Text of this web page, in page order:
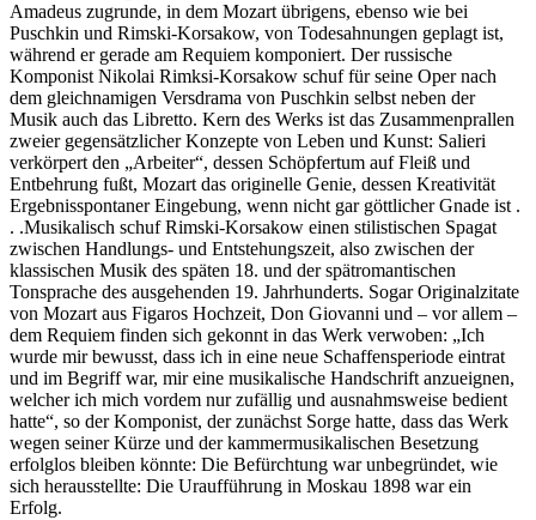
Amadeus zugrunde, in dem Mozart übrigens, ebenso wie bei
Puschkin und Rimski-Korsakow, von Todesahnungen geplagt ist,
während er gerade am Requiem komponiert. Der russische
Komponist Nikolai Rimksi-Korsakow schuf für seine Oper nach
dem gleichnamigen Versdrama von Puschkin selbst neben der
Musik auch das Libretto. Kern des Werks ist das Zusammenprallen
zweier gegensätzlicher Konzepte von Leben und Kunst: Salieri
verkörpert den „Arbeiter“, dessen Schöpfertum auf Fleiß und
Entbehrung fußt, Mozart das originelle Genie, dessen Kreativität
Ergebnisspontaner Eingebung, wenn nicht gar göttlicher Gnade ist .
. .Musikalisch schuf Rimski-Korsakow einen stilistischen Spagat
zwischen Handlungs- und Entstehungszeit, also zwischen der
klassischen Musik des späten 18. und der spätromantischen
Tonsprache des ausgehenden 19. Jahrhunderts. Sogar Originalzitate
von Mozart aus Figaros Hochzeit, Don Giovanni und – vor allem –
dem Requiem finden sich gekonnt in das Werk verwoben: „Ich
wurde mir bewusst, dass ich in eine neue Schaffensperiode eintrat
und im Begriff war, mir eine musikalische Handschrift anzueignen,
welcher ich mich vordem nur zufällig und ausnahmsweise bedient
hatte“, so der Komponist, der zunächst Sorge hatte, dass das Werk
wegen seiner Kürze und der kammermusikalischen Besetzung
erfolglos bleiben könnte: Die Befürchtung war unbegründet, wie
sich herausstellte: Die Uraufführung in Moskau 1898 war ein
Erfolg.